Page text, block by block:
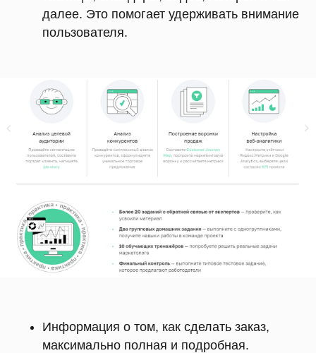
далее. Это помогает удерживать внимание
пользователя.
Информация о том, как сделать заказ,
максимально полная и подробная.